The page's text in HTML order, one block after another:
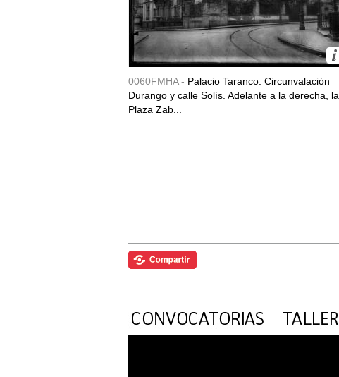
0060FMHA - Palacio Taranco. Circunvalación
Durango y calle Solís. Adelante a la derecha, la
Plaza Zab...